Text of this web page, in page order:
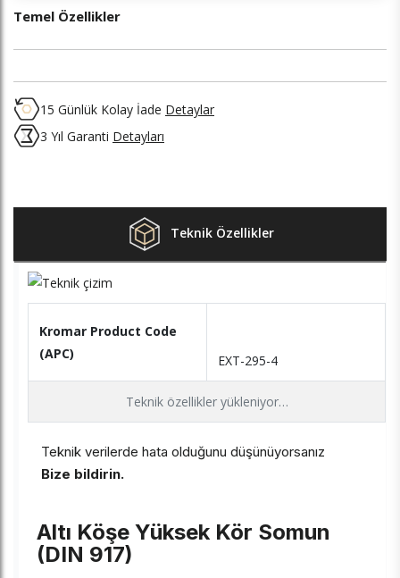
Temel Özellikler
15 Günlük Kolay İade Detaylar
3 Yıl Garanti Detayları
Teknik Özellikler
Kromar Product Code
(APC)
EXT-295-4
Teknik özellikler yükleniyor…
Teknik verilerde hata olduğunu düşünüyorsanız
Bize bildirin.
Altı Köşe Yüksek Kör Somun
(DIN 917)